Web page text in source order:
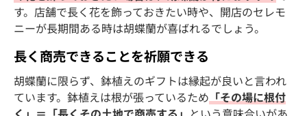
す。店舗で長く花を飾っておきたい時や、開店のセレモ
ニーが長期間ある時は胡蝶蘭が喜ばれるでしょう。
長く商売できることを祈願できる
胡蝶蘭に限らず、鉢植えのギフトは縁起が良いと言われ
ています。鉢植えは根が張っているため「その場に根付